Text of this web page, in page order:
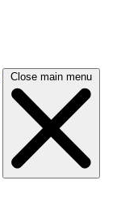
Close main menu